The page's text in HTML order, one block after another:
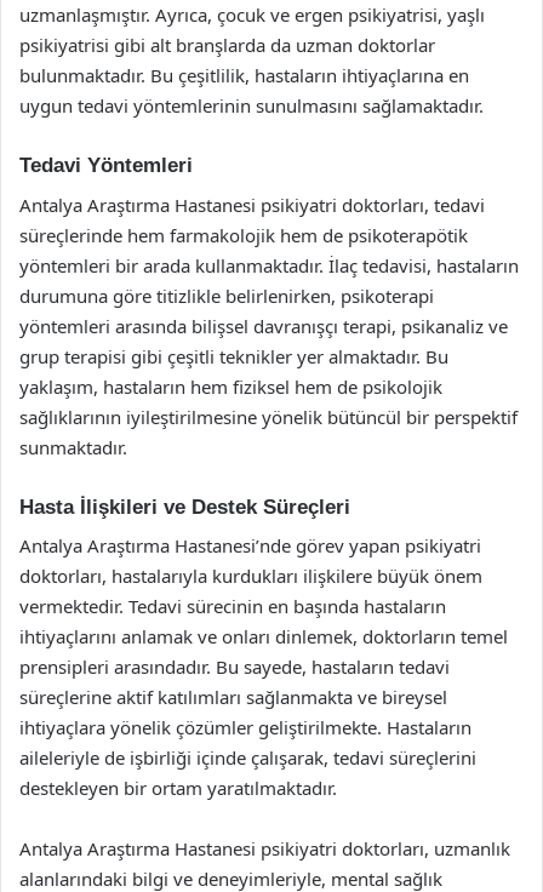
uzmanlaşmıştır. Ayrıca, çocuk ve ergen psikiyatrisi, yaşlı
psikiyatrisi gibi alt branşlarda da uzman doktorlar
bulunmaktadır. Bu çeşitlilik, hastaların ihtiyaçlarına en
uygun tedavi yöntemlerinin sunulmasını sağlamaktadır.
Tedavi Yöntemleri
Antalya Araştırma Hastanesi psikiyatri doktorları, tedavi
süreçlerinde hem farmakolojik hem de psikoterapötik
yöntemleri bir arada kullanmaktadır. İlaç tedavisi, hastaların
durumuna göre titizlikle belirlenirken, psikoterapi
yöntemleri arasında bilişsel davranışçı terapi, psikanaliz ve
grup terapisi gibi çeşitli teknikler yer almaktadır. Bu
yaklaşım, hastaların hem fiziksel hem de psikolojik
sağlıklarının iyileştirilmesine yönelik bütüncül bir perspektif
sunmaktadır.
Hasta İlişkileri ve Destek Süreçleri
Antalya Araştırma Hastanesi’nde görev yapan psikiyatri
doktorları, hastalarıyla kurdukları ilişkilere büyük önem
vermektedir. Tedavi sürecinin en başında hastaların
ihtiyaçlarını anlamak ve onları dinlemek, doktorların temel
prensipleri arasındadır. Bu sayede, hastaların tedavi
süreçlerine aktif katılımları sağlanmakta ve bireysel
ihtiyaçlara yönelik çözümler geliştirilmekte. Hastaların
aileleriyle de işbirliği içinde çalışarak, tedavi süreçlerini
destekleyen bir ortam yaratılmaktadır.
Antalya Araştırma Hastanesi psikiyatri doktorları, uzmanlık
alanlarındaki bilgi ve deneyimleriyle, mental sağlık